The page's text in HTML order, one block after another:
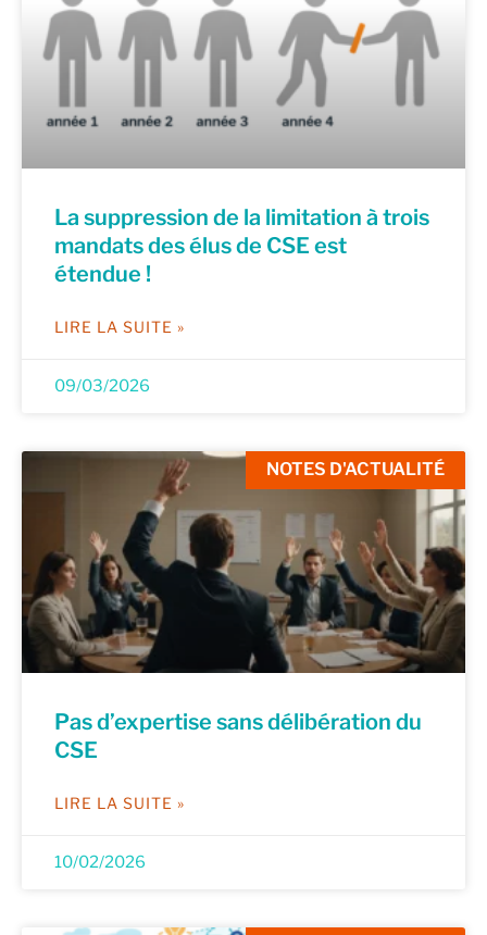
La suppression de la limitation à trois
mandats des élus de CSE est
étendue !
LIRE LA SUITE »
09/03/2026
NOTES D'ACTUALITÉ
Pas d’expertise sans délibération du
CSE
LIRE LA SUITE »
10/02/2026